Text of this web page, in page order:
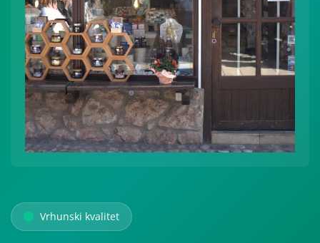
Vrhunski kvalitet